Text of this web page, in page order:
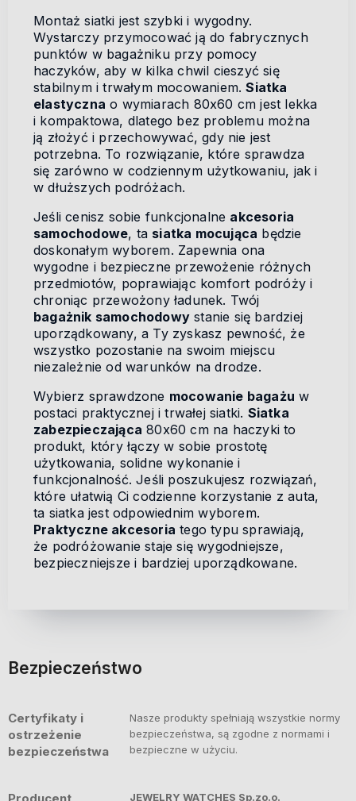
Montaż siatki jest szybki i wygodny.
Wystarczy przymocować ją do fabrycznych
punktów w bagażniku przy pomocy
haczyków, aby w kilka chwil cieszyć się
stabilnym i trwałym mocowaniem.Siatka
elastyczna o wymiarach 80x60 cm jest lekka
i kompaktowa, dlatego bez problemu można
ją złożyć i przechowywać, gdy nie jest
potrzebna. To rozwiązanie, które sprawdza
się zarówno w codziennym użytkowaniu, jak i
w dłuższych podróżach.
Jeśli cenisz sobie funkcjonalne akcesoria
samochodowe, ta siatka mocująca będzie
doskonałym wyborem. Zapewnia ona
wygodne i bezpieczne przewożenie różnych
przedmiotów, poprawiając komfort podróży i
chroniąc przewożony ładunek. Twój
bagażnik samochodowy stanie się bardziej
uporządkowany, a Ty zyskasz pewność, że
wszystko pozostanie na swoim miejscu
niezależnie od warunków na drodze.
Wybierz sprawdzone mocowanie bagażu w
postaci praktycznej i trwałej siatki. Siatka
zabezpieczająca 80x60 cm na haczyki to
produkt, który łączy w sobie prostotę
użytkowania, solidne wykonanie i
funkcjonalność. Jeśli poszukujesz rozwiązań,
które ułatwią Ci codzienne korzystanie z auta,
ta siatka jest odpowiednim wyborem.
Praktyczne akcesoria tego typu sprawiają,
że podróżowanie staje się wygodniejsze,
bezpieczniejsze i bardziej uporządkowane.
Bezpieczeństwo
Certyfikaty i
ostrzeżenie
bezpieczeństwa
Nasze produkty spełniają wszystkie normy
bezpieczeństwa, są zgodne z normami i
bezpieczne w użyciu.
JEWELRY WATCHES Sp.zo.o.